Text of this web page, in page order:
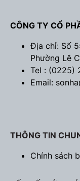
CÔNG TY CỔ
Địa chỉ: Số
Phường Lê
Tel : (0225)
Email:
THÔNG TIN
Chính sách